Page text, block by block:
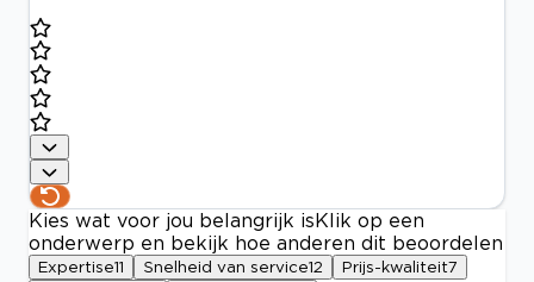
Kies wat voor jou belangrijk is Klik op een
onderwerp en bekijk hoe anderen dit beoordelen
Expertise11 Snelheid van service12 Prijs-kwaliteit7